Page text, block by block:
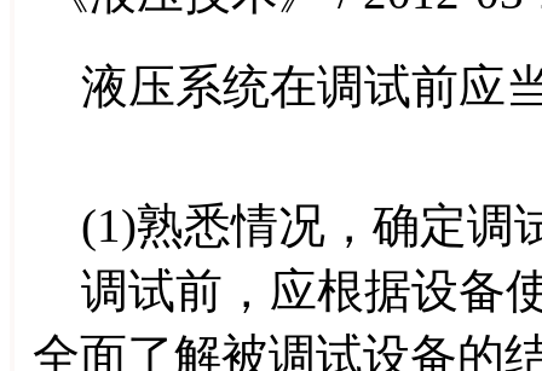
液压系统在调试前应
(1)熟悉情况，确定调
调试前，应根据设备
全面了解被调试设备的